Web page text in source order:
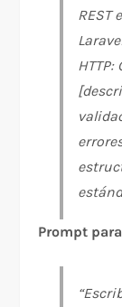
REST
HTTP:
Prompt